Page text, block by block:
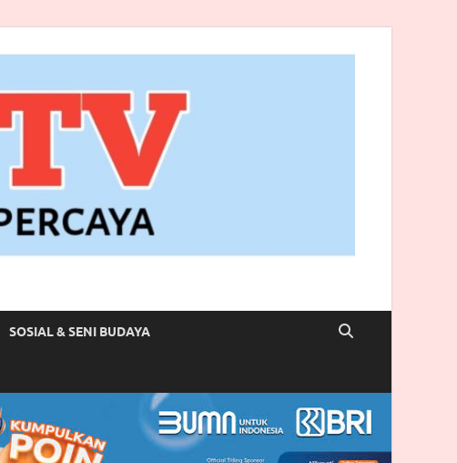
SOSIAL & SENI BUDAYA